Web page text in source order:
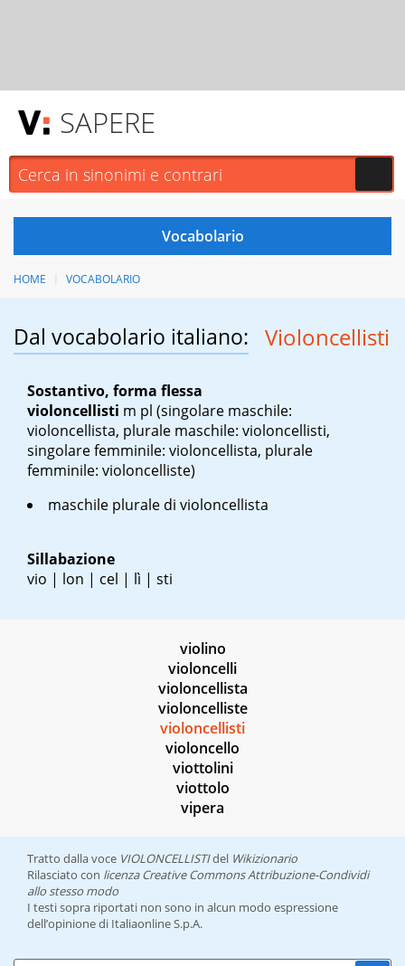
SAPERE
HOME VOCABOLARIO
Dal vocabolario italiano: Violoncellisti
Sostantivo, forma flessa
violoncellisti m pl (singolare maschile:
violoncellista, plurale maschile: violoncellisti,
singolare femminile: violoncellista, plurale
femminile: violoncelliste)
maschile plurale di violoncellista
Sillabazione
vio | lon | cel | lì | sti
violino
violoncelli
violoncellista
violoncelliste
violoncellisti
violoncello
viottolini
viottolo
vipera
Tratto dalla voce VIOLONCELLISTIdel Wikizionario
Rilasciato con licenza Creative Commons Attribuzione-Condividi
allo stesso modo
I testi sopra riportati non sono in alcun modo espressione
dell’opinione di Italiaonline S.p.A.